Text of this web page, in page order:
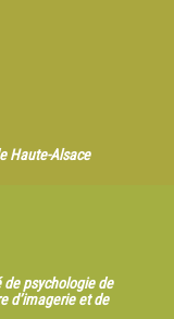
Haute-Alsace
de psychologie de
d’imagerie et de